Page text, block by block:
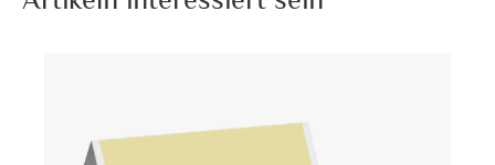
Wenn Sie diese Briefumschläge zusammen mit den
passenden Einladungskarten bestellen, werden diese